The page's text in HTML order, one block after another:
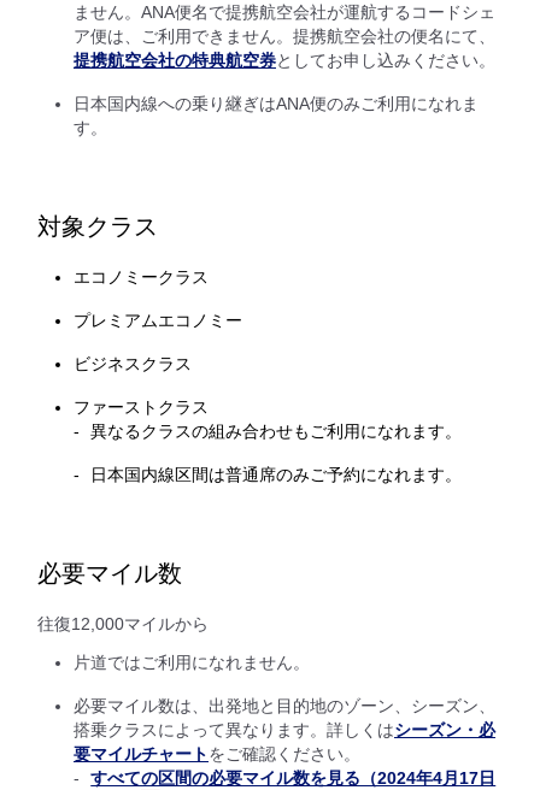
ません。ANA便名で提携航空会社が運航するコードシェ
ア便は、ご利用できません。提携航空会社の便名にて、
提携航空会社の特典航空券としてお申し込みください。
日本国内線への乗り継ぎはANA便のみご利用になれま
す。
対象クラス
エコノミークラス
プレミアムエコノミー
ビジネスクラス
ファーストクラス
異なるクラスの組み合わせもご利用になれます。
日本国内線区間は普通席のみご予約になれます。
必要マイル数
往復12,000マイルから
片道ではご利用になれません。
必要マイル数は、出発地と目的地のゾーン、シーズン、
搭乗クラスによって異なります。詳しくはシーズン・必
要マイルチャートをご確認ください。
すべての区間の必要マイル数を見る（2024年4月17日